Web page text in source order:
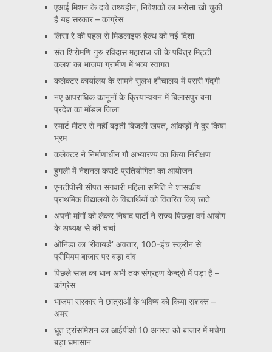
एआई मिशन के दावे तथ्यहीन, निवेशकों का भरोसा खो चुकी
है यह सरकार – कांग्रेस
लिसा रे की पहल से मिडलाइफ हेल्थ को नई दिशा
संत शिरोमणि गुरु रविदास महाराज जी के पवित्र मिट्टी
कलश का भाजपा ग्रामीण में भव्य स्वागत
कलेक्टर कार्यालय के सामने सुलभ शौचालय में पसरी गंदगी
नए आपराधिक कानूनों के क्रियान्वयन में बिलासपुर बना
प्रदेश का मॉडल जिला
स्मार्ट मीटर से नहीं बढ़ती बिजली खपत, आंकड़ों ने दूर किया
भ्रम
कलेक्टर ने निर्माणाधीन गौ अभ्यारण्य का किया निरीक्षण
हुगली में नेशनल कराटे प्रतियोगिता का आयोजन
एनटीपीसी सीपत संगवारी महिला समिति ने शासकीय
प्राथमिक विद्यालयों के विद्यार्थियों को वितरित किए छाते
अपनी मांगों को लेकर निषाद पार्टी ने राज्य पिछड़ा वर्ग आयोग
के अध्यक्ष से की चर्चा
ओनिडा का ‘रीवायर्ड’ अवतार, 100-इंच स्क्रीन से
प्रीमियम बाजार पर बड़ा दांव
पिछले साल का धान अभी तक संग्रहण केन्द्रो में पड़ा है –
कांग्रेस
भाजपा सरकार ने छात्राओं के भविष्य को किया सशक्त –
अमर
धूत ट्रांसमिशन का आईपीओ 10 अगस्त को बाजार में मचेगा
बड़ा घमासान